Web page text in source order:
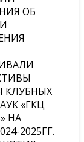
ОБ
КЛУБНЫХ
«ГКЦ
НА
2025ГГ.